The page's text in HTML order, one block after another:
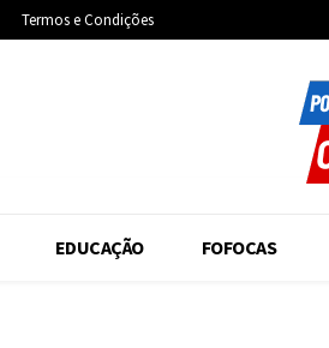
Termos e Condições
EDUCAÇÃO FOFOCAS